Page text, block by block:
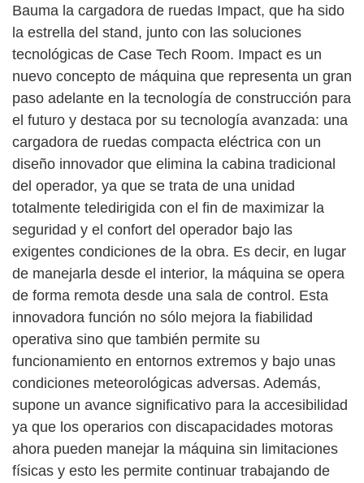
Bauma la cargadora de ruedas Impact, que ha sido
la estrella del stand, junto con las soluciones
tecnológicas de Case Tech Room. Impact es un
nuevo concepto de máquina que representa un gran
paso adelante en la tecnología de construcción para
el futuro y destaca por su tecnología avanzada: una
cargadora de ruedas compacta eléctrica con un
diseño innovador que elimina la cabina tradicional
del operador, ya que se trata de una unidad
totalmente teledirigida con el fin de maximizar la
seguridad y el confort del operador bajo las
exigentes condiciones de la obra. Es decir, en lugar
de manejarla desde el interior, la máquina se opera
de forma remota desde una sala de control. Esta
innovadora función no sólo mejora la fiabilidad
operativa sino que también permite su
funcionamiento en entornos extremos y bajo unas
condiciones meteorológicas adversas. Además,
supone un avance significativo para la accesibilidad
ya que los operarios con discapacidades motoras
ahora pueden manejar la máquina sin limitaciones
físicas y esto les permite continuar trabajando de